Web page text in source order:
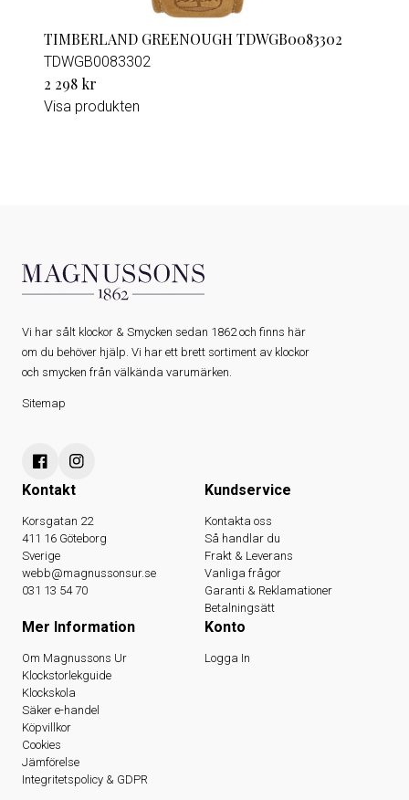
TIMBERLAND GREENOUGH TDWGB0083302
TDWGB0083302
2 298 kr
Visa produkten
Vi har sålt klockor & Smycken sedan 1862 och finns här
om du behöver hjälp. Vi har ett brett sortiment av klockor
och smycken från välkända varumärken.
Sitemap
Kontakt
Korsgatan 22
411 16 Göteborg
Sverige
webb@magnussonsur.se
031 13 54 70
Kundservice
Kontakta oss
Så handlar du
Frakt & Leverans
Vanliga frågor
Garanti & Reklamationer
Betalningsätt
Mer Information
Om Magnussons Ur
Klockstorlekguide
Klockskola
Säker e-handel
Köpvillkor
Cookies
Jämförelse
Integritetspolicy & GDPR
Konto
Logga In